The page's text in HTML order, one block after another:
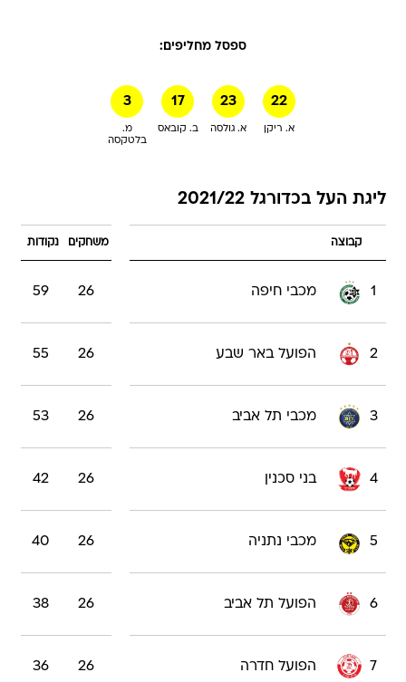
ספסל מחליפים:
3
מ.
בלטקסה
17
ב. קובאס
23
א. גולסה
22
א. ריקן
ליגת העל בכדורגל 2021/22
קבוצה משחקים נקודות
1 מכבי חיפה 26
59
2 הפועל באר שבע 26
55
3 מכבי תל אביב 26
53
4 בני סכנין 26
42
5 מכבי נתניה 26
40
6 הפועל תל אביב 26
38
7 הפועל חדרה 26
36